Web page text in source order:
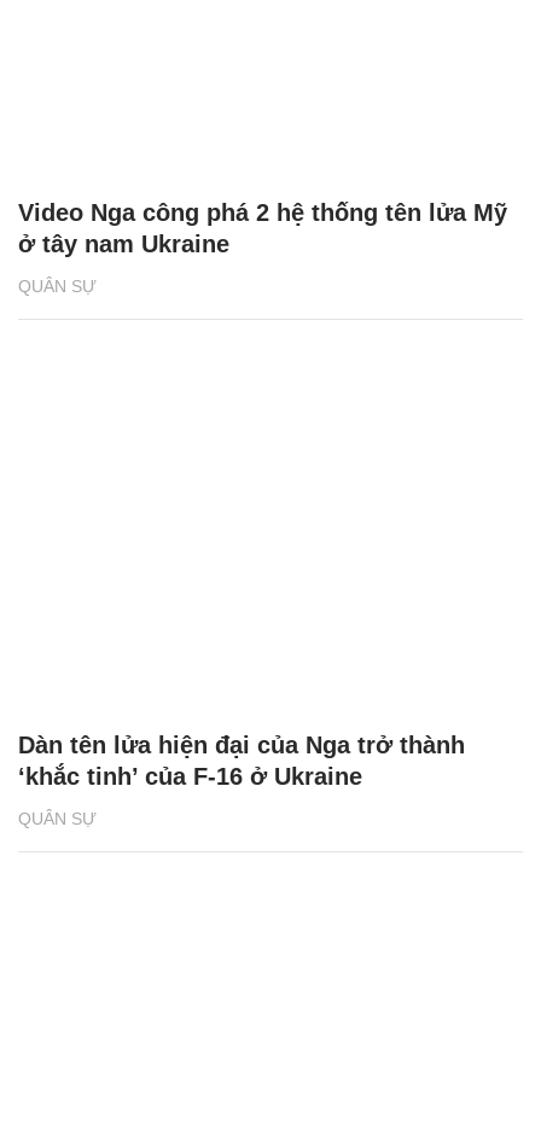
QUÂN SỰ
Video Nga công phá 2 hệ thống tên lửa Mỹ
ở tây nam Ukraine
QUÂN SỰ
Dàn tên lửa hiện đại của Nga trở thành
‘khắc tinh’ của F-16 ở Ukraine